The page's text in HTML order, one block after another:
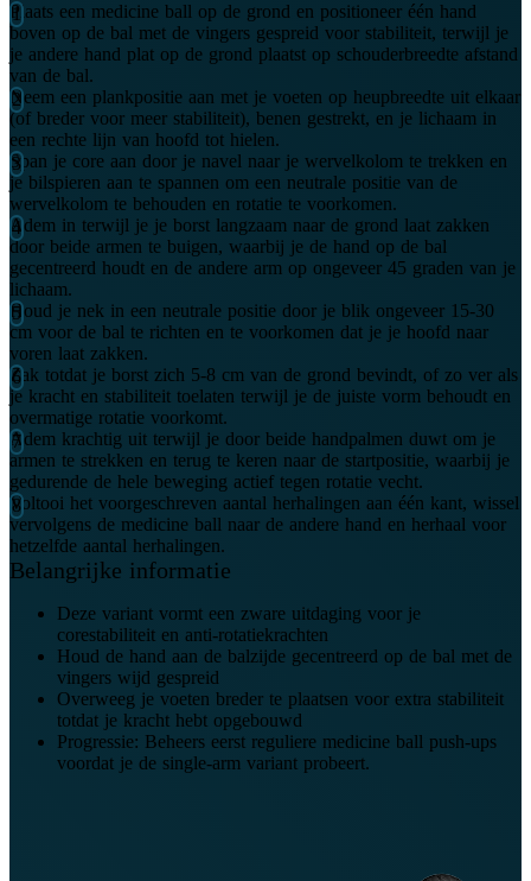
Plaats een medicine ball op de grond en positioneer één hand
boven op de bal met de vingers gespreid voor stabiliteit, terwijl je
je andere hand plat op de grond plaatst op schouderbreedte afstand
van de bal.
Neem een plankpositie aan met je voeten op heupbreedte uit elkaar
(of breder voor meer stabiliteit), benen gestrekt, en je lichaam in
een rechte lijn van hoofd tot hielen.
Span je core aan door je navel naar je wervelkolom te trekken en
je bilspieren aan te spannen om een neutrale positie van de
wervelkolom te behouden en rotatie te voorkomen.
Adem in terwijl je je borst langzaam naar de grond laat zakken
door beide armen te buigen, waarbij je de hand op de bal
gecentreerd houdt en de andere arm op ongeveer 45 graden van je
lichaam.
Houd je nek in een neutrale positie door je blik ongeveer 15-30
cm voor de bal te richten en te voorkomen dat je je hoofd naar
voren laat zakken.
Zak totdat je borst zich 5-8 cm van de grond bevindt, of zo ver als
je kracht en stabiliteit toelaten terwijl je de juiste vorm behoudt en
overmatige rotatie voorkomt.
Adem krachtig uit terwijl je door beide handpalmen duwt om je
armen te strekken en terug te keren naar de startpositie, waarbij je
gedurende de hele beweging actief tegen rotatie vecht.
Voltooi het voorgeschreven aantal herhalingen aan één kant, wissel
vervolgens de medicine ball naar de andere hand en herhaal voor
hetzelfde aantal herhalingen.
Belangrijke informatie
Deze variant vormt een zware uitdaging voor je
corestabiliteit en anti-rotatiekrachten
Houd de hand aan de balzijde gecentreerd op de bal met de
vingers wijd gespreid
Overweeg je voeten breder te plaatsen voor extra stabiliteit
totdat je kracht hebt opgebouwd
Progressie: Beheers eerst reguliere medicine ball push-ups
voordat je de single-arm variant probeert.